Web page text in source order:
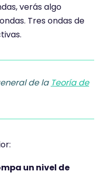
verás algo
Tres ondas de
de la Teoría de
un nivel de